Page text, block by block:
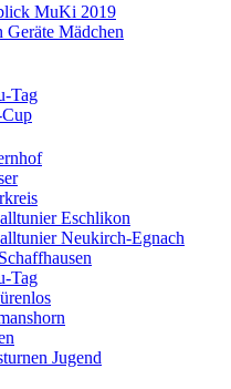
MuKi 2019
Geräte Mädchen
Tag
Eschlikon
Neukirch-Egnach
Tag
Jugend